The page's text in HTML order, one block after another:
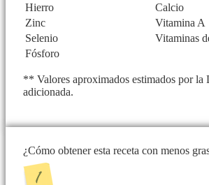
Hierro
Calcio
Zinc
Vitamina A
Selenio
Vitaminas
Fósforo
** Valores aproximados estimados por
adicionada.
¿Cómo obtener esta receta con menos